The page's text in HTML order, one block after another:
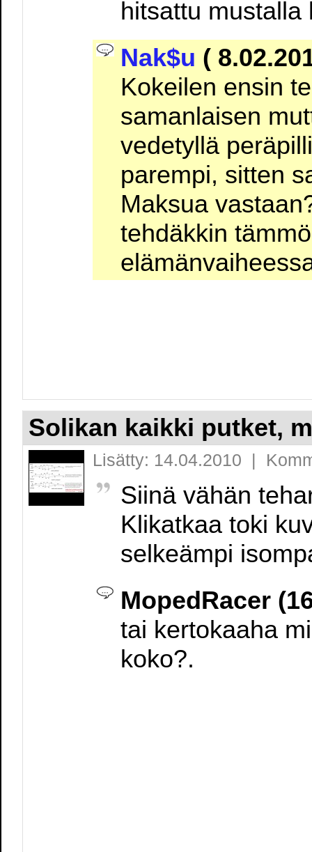
hitsattu mustalla
Nak$u (
Kokeilen ensin
samanlaisen
vedetyllä
parempi, sitten
Maksua
tehdäkkin
Solikan kaikki putket,
Lisätty: 14.04.2010 |
Siinä vähän
Klikatkaa toki
selkeämpi
MopedRacer
tai kertokaaha
koko?.